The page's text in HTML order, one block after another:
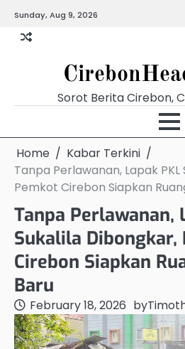
content
Sunday, Aug 9, 2026
Sorot Berita Cirebon,
Home
Kabar Terkini
Tanpa Perlawanan, Lapak
Pemkot Cirebon Siapkan
Tanpa Perlawanan,
Sukalila Dibongkar,
Cirebon Siapkan
Baru
February 18, 2026 by